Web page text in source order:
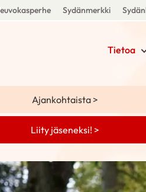
Sydänmerkki
Tietoa
Ajankohtaista >
Liity jäseneksi! >